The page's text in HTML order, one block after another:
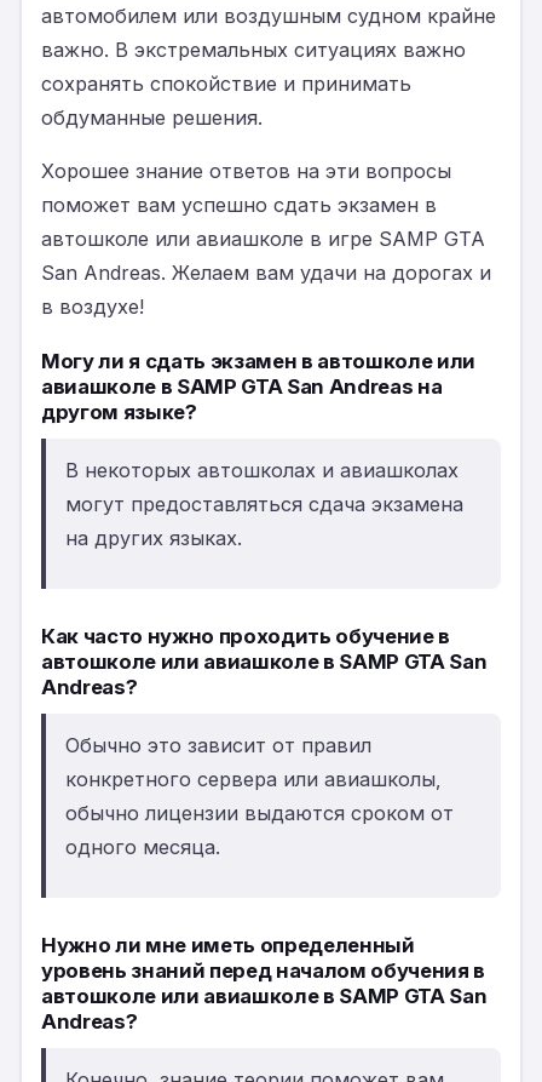
автомобилем или воздушным судном крайне
важно. В экстремальных ситуациях важно
сохранять спокойствие и принимать
обдуманные решения.
Хорошее знание ответов на эти вопросы
поможет вам успешно сдать экзамен в
автошколе или авиашколе в игре SAMP GTA
San Andreas. Желаем вам удачи на дорогах и
в воздухе!
Могу ли я сдать экзамен в автошколе или
авиашколе в SAMP GTA San Andreas на
другом языке?
В некоторых автошколах и авиашколах
могут предоставляться сдача экзамена
на других языках.
Как часто нужно проходить обучение в
автошколе или авиашколе в SAMP GTA San
Andreas?
Обычно это зависит от правил
конкретного сервера или авиашколы,
обычно лицензии выдаются сроком от
одного месяца.
Нужно ли мне иметь определенный
уровень знаний перед началом обучения в
автошколе или авиашколе в SAMP GTA San
Andreas?